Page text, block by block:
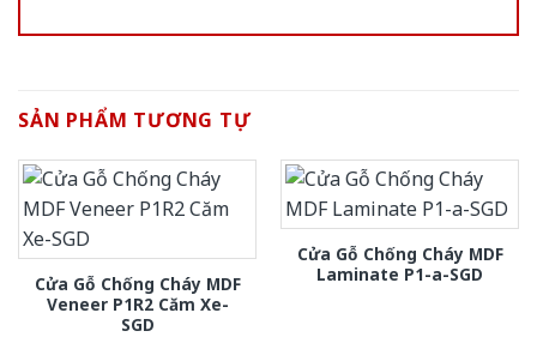
SẢN PHẨM TƯƠNG TỰ
Cửa Gỗ Chống Cháy MDF
Veneer P1R2 Căm Xe-
SGD
Cửa Gỗ Chống Cháy MDF
Laminate P1-a-SGD